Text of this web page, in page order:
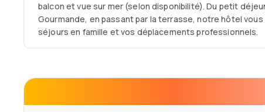
balcon et vue sur mer (selon disponibilité). Du petit
Gourmande, en passant par la terrasse, notre hôtel
séjours en famille et vos déplacements professionnels.